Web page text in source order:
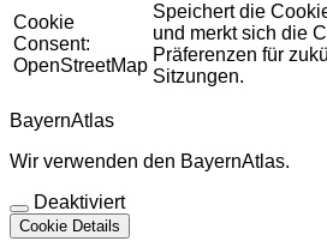
Cookie
Consent:
OpenStreetMap
Speichert die
und merkt sich die
Präferenzen für
Sitzungen.
BayernAtlas
Wir verwenden den BayernAtlas.
Deaktiviert
Cookie Details